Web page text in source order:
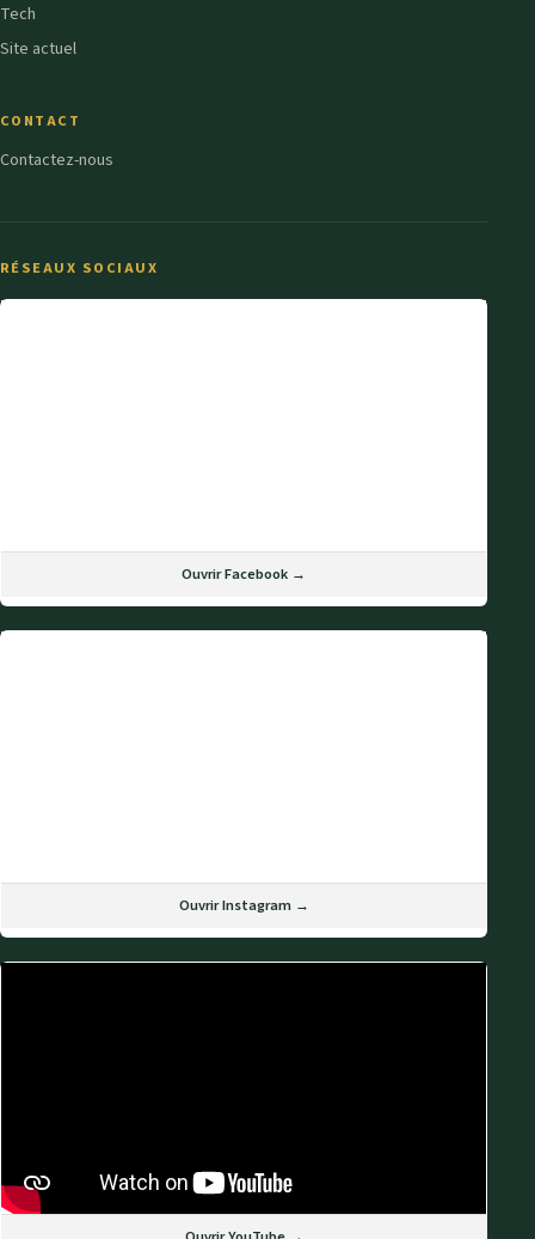
Tech
Site actuel
CONTACT
Contactez-nous
RÉSEAUX SOCIAUX
Ouvrir Facebook →
Ouvrir Instagram →